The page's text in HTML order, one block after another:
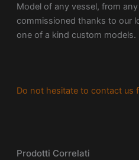
Model of any vessel, from
commissioned thanks to our
one of a kind custom models.
Do not hesitate to contact us
Prodotti Correlati